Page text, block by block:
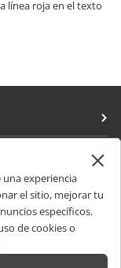
línea roja en el texto
experiencia
el sitio, mejorar tu
específicos.
de cookies o